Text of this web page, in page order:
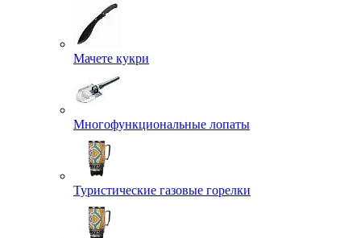
Мачете кукри
Многофункциональные лопаты
Туристические газовые горелки